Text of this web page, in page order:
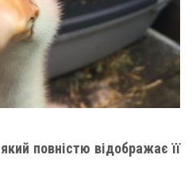
повністю відображає її